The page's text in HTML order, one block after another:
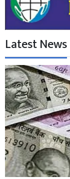
Latest News